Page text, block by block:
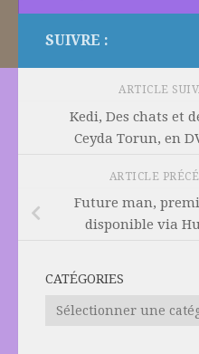
SUIVRE :
ARTICLE
Kedi, Des chats et
Ceyda Torun, en
ARTICLE
Future man,
disponible via
CATÉGORIES
Catégories